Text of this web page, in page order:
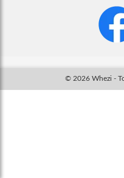
© 2026 Whezi -